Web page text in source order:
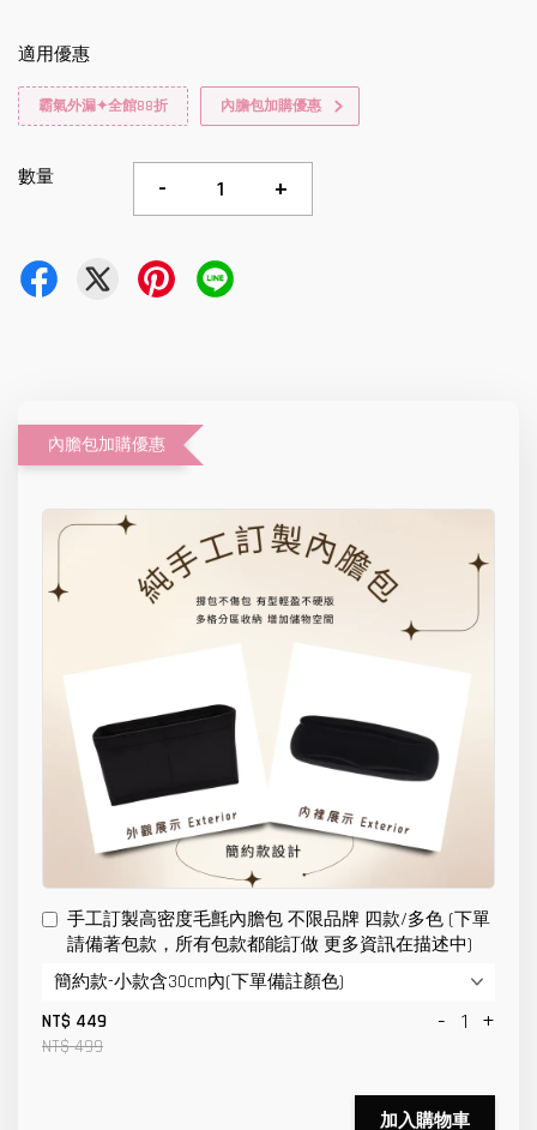
適用優惠
霸氣外漏✦全館88折 內膽包加購優惠
數量 - +
內膽包加購優惠
手工訂製高密度毛氈內膽包 不限品牌 四款/多色 (下單
請備著包款，所有包款都能訂做 更多資訊在描述中)
NT$ 449
NT$ 499
- +
加入購物車